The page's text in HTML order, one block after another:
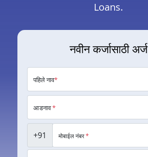
Loans.
नवीन कर्जासाठी अर्ज
पहिले नाव*
आडनाव*
+91 मोबाईल नंबर*